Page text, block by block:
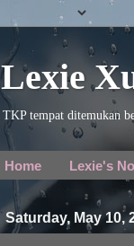
Lexie
TKP tempat ditemukan
Home Lexie's
Saturday, May 10,